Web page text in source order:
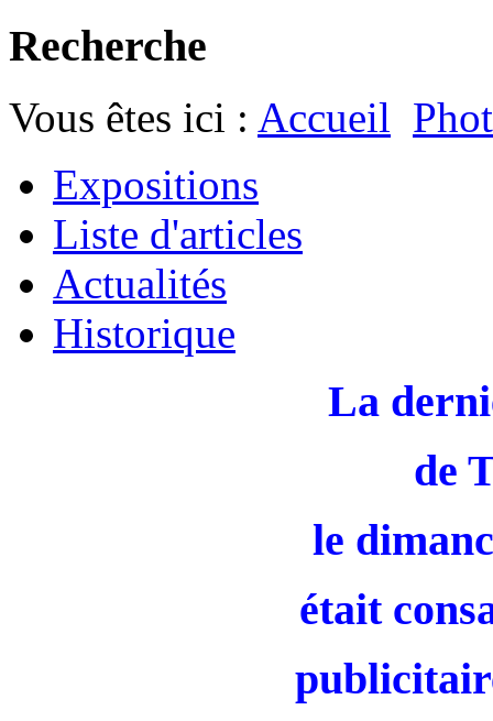
Recherche
Vous êtes ici : Accueil
Expositions
Liste d'articles
Actualités
Historique
La
de
le
était